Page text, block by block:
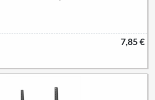
7,85 €